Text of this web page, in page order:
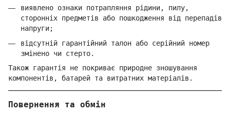
виявлено ознаки потрапляння рідини, пилу,
сторонніх предметів або пошкодження від перепадів
напруги;
відсутній гарантійний талон або серійний номер
змінено чи стерто.
Також гарантія не покриває природне зношування
компонентів, батарей та витратних матеріалів.
Повернення та обмін